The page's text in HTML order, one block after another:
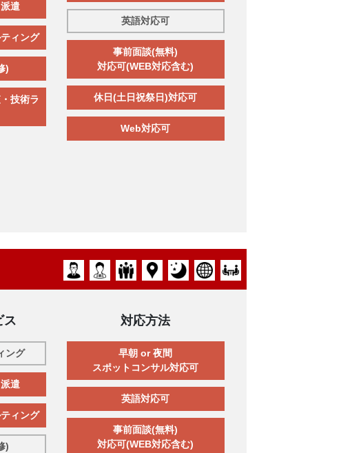
遣
ィング
)
技術ラ
英語対応可
事前面談(無料)
対応可(WEB対応含む)
休日(土日祝祭日)対応可
Web対応可
ス
ング
遣
ィング
)
対応方法
早朝 or 夜間
スポットコンサル対応可
英語対応可
事前面談(無料)
対応可(WEB対応含む)